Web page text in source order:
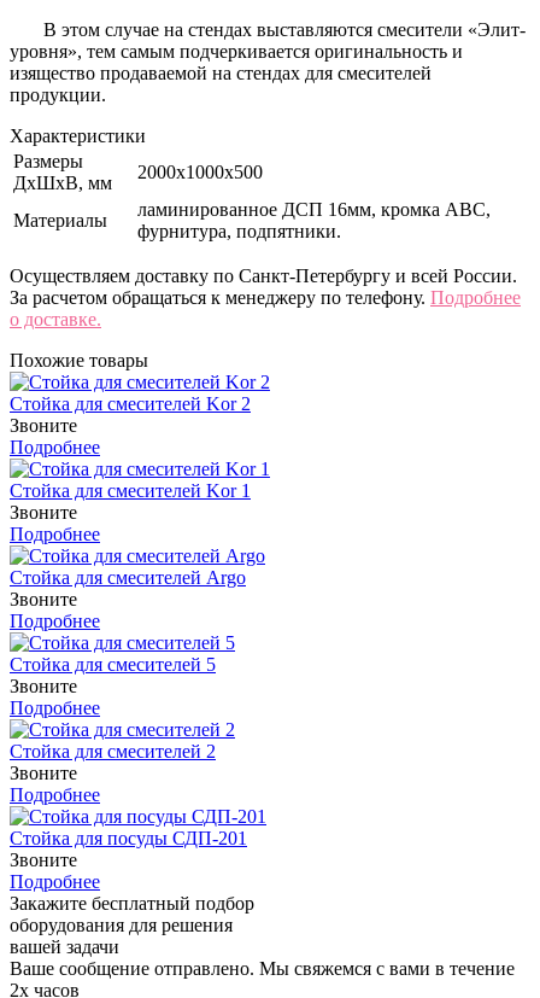
В этом случае на стендах выставляются смесители «Элит-
уровня», тем самым подчеркивается оригинальность и
изящество продаваемой на стендах для смесителей
продукции.
Характеристики
Размеры
ДхШхВ, мм
2000х1000х500
Материалы
ламинированное ДСП 16мм, кромка ABC,
фурнитура, подпятники.
Осуществляем доставку по Санкт-Петербургу и всей России.
За расчетом обращаться к менеджеру по телефону. Подробнее
о доставке.
Похожие товары
Стойка для смесителей Kor 2
Звоните
Подробнее
Стойка для смесителей Kor 1
Звоните
Подробнее
Стойка для смесителей Argo
Звоните
Подробнее
Стойка для смесителей 5
Звоните
Подробнее
Стойка для смесителей 2
Звоните
Подробнее
Стойка для посуды СДП-201
Звоните
Подробнее
Закажите бесплатный подбор
оборудования для решения
вашей задачи
Ваше сообщение отправлено. Мы свяжемся с вами в течение
2х часов